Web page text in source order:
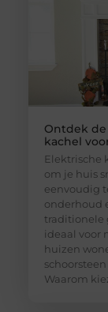
Ontdek
kachel
Elektrische
om je huis
eenvoudig
onderhoud
traditionele
ideaal voor
huizen
Waarom